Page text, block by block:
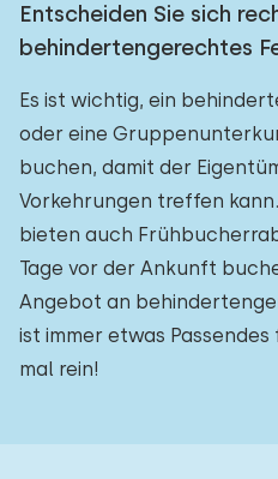
Entscheiden Sie sich
behindertengerechtes
Es ist wichtig, ein
oder eine
buchen, damit der
Vorkehrungen treffen
bieten auch
Tage vor der Ankunft
Angebot an
ist immer etwas Passendes
mal rein!